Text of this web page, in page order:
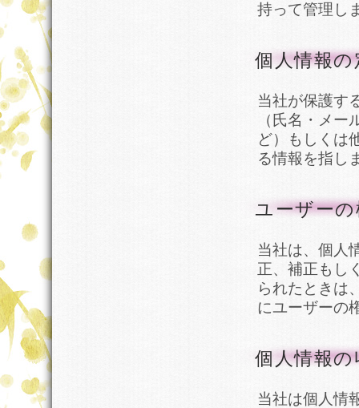
持って管理し
個人情報の
当社が保護す
（氏名・メ
ど）もしくは
る情報を指し
ユーザー
当社は、個人
正、補正もし
られたときは
にユーザーの
個人情報
当社は個人情